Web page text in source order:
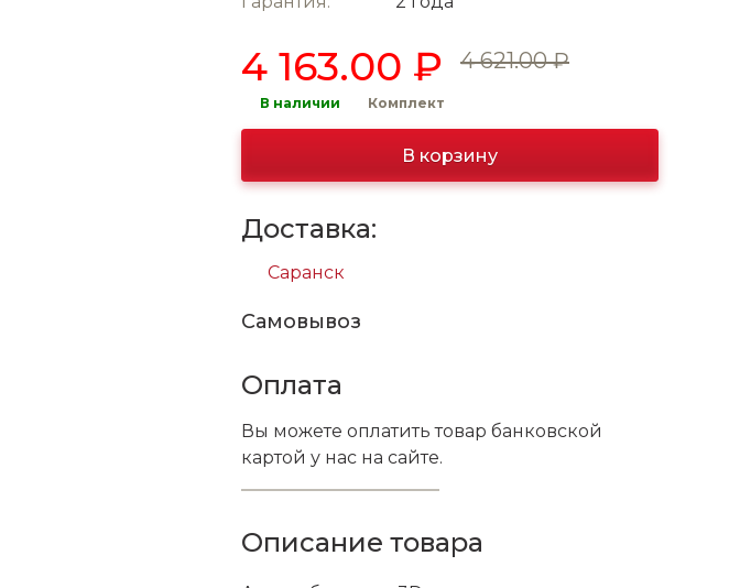
4 163.00 ₽ 4 621.00 ₽
В наличии Комплект
В корзину
Доставка:
Саранск
Самовывоз
Оплата
Вы можете оплатить товар банковской
картой у нас на сайте.
Описание товара